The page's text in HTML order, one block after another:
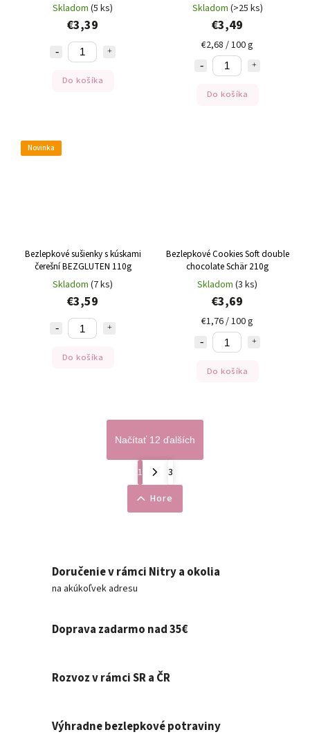
Skladom (5 ks)
€3,39
Do košíka
Skladom (>25 ks)
€3,49
€2,68 / 100 g
Do košíka
Novinka
Bezlepkové sušienky s kúskami
čerešní BEZGLUTEN 110g
Skladom (7 ks)
€3,59
Do košíka
Bezlepkové Cookies Soft double
chocolate Schär 210g
Skladom (3 ks)
€3,69
€1,76 / 100 g
Do košíka
Načítať 12 ďalších
1
3
Hore
Doručenie v rámci Nitry a okolia
na akúkoľvek adresu
Doprava zadarmo nad 35€
Rozvoz v rámci SR a ČR
Výhradne bezlepkové potraviny